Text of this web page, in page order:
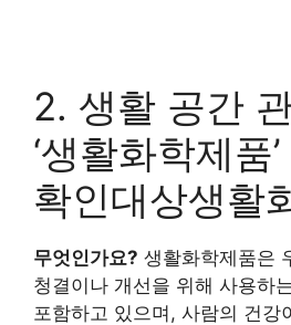
2. 생활 공간
‘생활화학제품
확인대상생활
무엇인가요? 생활화학제품은
청결이나 개선을 위해 사용하
포함하고 있으며, 사람의 건강